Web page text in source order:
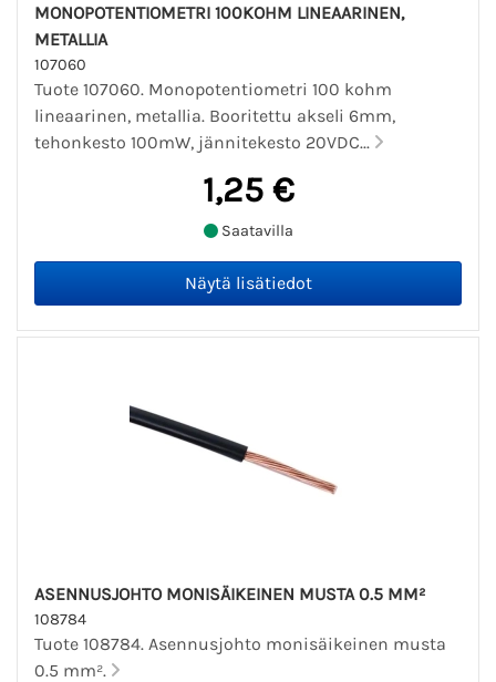
MONOPOTENTIOMETRI 100KOHM LINEAARINEN,
METALLIA
107060
Tuote 107060. Monopotentiometri 100 kohm
lineaarinen, metallia. Booritettu akseli 6mm,
tehonkesto 100mW, jännitekesto 20VDC...
1,25 €
Saatavilla
ASENNUSJOHTO MONISÄIKEINEN MUSTA 0.5 MM²
108784
Tuote 108784. Asennusjohto monisäikeinen musta
0.5 mm².